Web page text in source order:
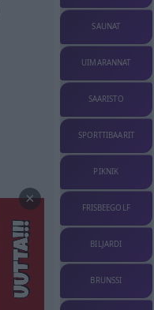
×
SAUNAT
UIMARANNAT
SAARISTO
SPORTTIBAARIT
PIKNIK
FRISBEEGOLF
BILJARDI
BRUNSSI